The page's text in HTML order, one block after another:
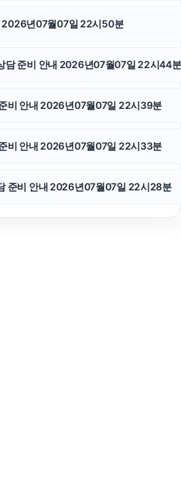
2026년07월07일 22시50분
담 준비 안내 2026년07월07일 22시44분
비 안내 2026년07월07일 22시39분
비 안내 2026년07월07일 22시33분
준비 안내 2026년07월07일 22시28분